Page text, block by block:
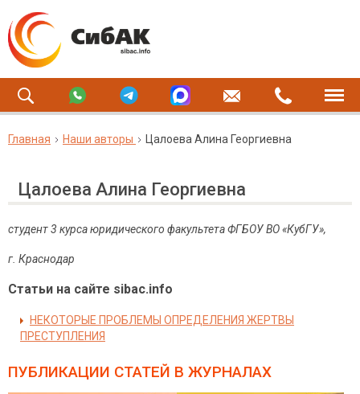
Главная Наши авторы Цалоева Алина Георгиевна
Цалоева Алина Георгиевна
студент 3 курса юридического факультета ФГБОУ ВО «КубГУ»,
г. Краснодар
Статьи на сайте sibac.info
НЕКОТОРЫЕ ПРОБЛЕМЫ ОПРЕДЕЛЕНИЯ ЖЕРТВЫ
ПРЕСТУПЛЕНИЯ
ПУБЛИКАЦИИ СТАТЕЙ В ЖУРНАЛАХ